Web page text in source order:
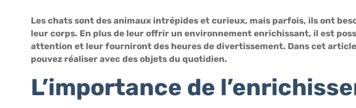
Les chats sont des animaux intrépides et curieux, mais parfois, ils ont
leur corps. En plus de leur offrir un environnement enrichissant, il est
attention et leur fourniront des heures de divertissement. Dans cet
pouvez réaliser avec des objets du quotidien.
L’importance de